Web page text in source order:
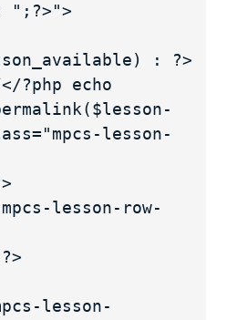
";?>">
: ?>
?php echo
lesson-
lesson-row-
lesson-